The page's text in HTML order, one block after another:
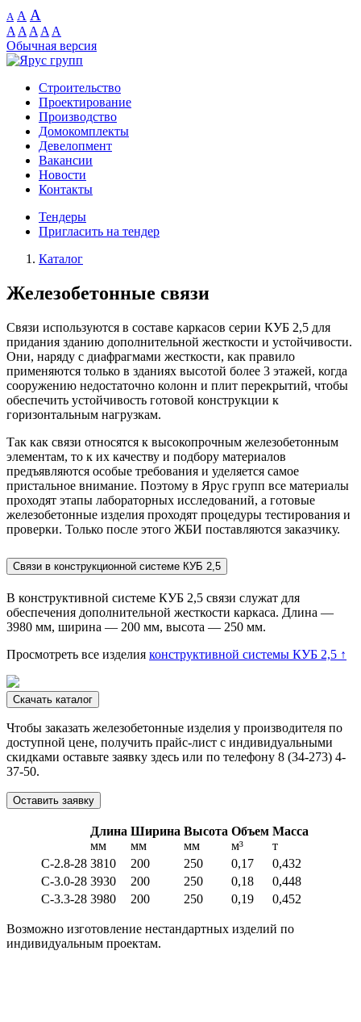
A A A
A A A A A
Обычная версия
Строительство
Проектирование
Производство
Домокомплекты
Девелопмент
Вакансии
Новости
Контакты
Тендеры
Пригласить на тендер
Каталог
Железобетонные связи
Связи используются в составе каркасов серии КУБ 2,5 для
придания зданию дополнительной жесткости и устойчивости.
Они, наряду с диафрагмами жесткости, как правило
применяются только в зданиях высотой более 3 этажей, когда
сооружению недостаточно колонн и плит перекрытий, чтобы
обеспечить устойчивость готовой конструкции к
горизонтальным нагрузкам.
Так как связи относятся к высокопрочным железобетонным
элементам, то к их качеству и подбору материалов
предъявляются особые требования и уделяется самое
пристальное внимание. Поэтому в Ярус групп все материалы
проходят этапы лабораторных исследований, а готовые
железобетонные изделия проходят процедуры тестирования и
проверки. Только после этого ЖБИ поставляются заказчику.
Связи в конструкционной системе КУБ 2,5
В конструктивной системе КУБ 2,5 связи служат для
обеспечения дополнительной жесткости каркаса. Длина —
3980 мм, ширина — 200 мм, высота — 250 мм.
Просмотреть все изделия конструктивной системы КУБ 2,5 ↑
Скачать каталог
Чтобы заказать железобетонные изделия у производителя по
доступной цене, получить прайс-лист с индивидуальными
скидками оставьте заявку здесь или по телефону 8 (34-273) 4-
37-50.
Оставить заявку
Длина
мм
Ширина
мм
Высота
мм
Объем
м³
Масса
т
С-2.8-28 3810 200 250 0,17
0,432
С-3.0-28 3930 200 250 0,18
0,448
С-3.3-28 3980 200 250 0,19 0,452
Возможно изготовление нестандартных изделий по
индивидуальным проектам.